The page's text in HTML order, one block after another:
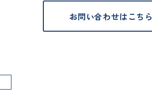
お問い合わせはこちら